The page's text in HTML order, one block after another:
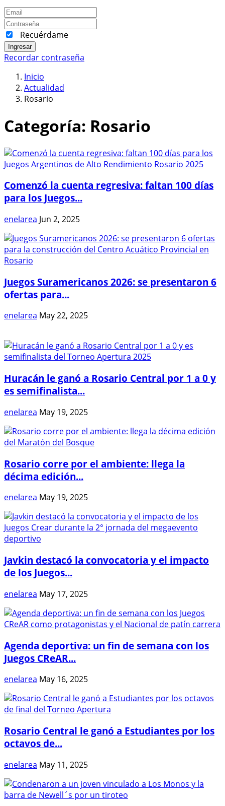
Recuérdame
Ingresar
Recordar contraseña
Inicio
Actualidad
Rosario
Categoría: Rosario
Comenzó la cuenta regresiva: faltan 100 días
para los Juegos...
enelarea Jun 2, 2025
Juegos Suramericanos 2026: se presentaron 6
ofertas para...
enelarea May 22, 2025
Huracán le ganó a Rosario Central por 1 a 0 y
es semifinalista...
enelarea May 19, 2025
Rosario corre por el ambiente: llega la
décima edición...
enelarea May 19, 2025
Javkin destacó la convocatoria y el impacto
de los Juegos...
enelarea May 17, 2025
Agenda deportiva: un fin de semana con los
Juegos CReAR...
enelarea May 16, 2025
Rosario Central le ganó a Estudiantes por los
octavos de...
enelarea May 11, 2025